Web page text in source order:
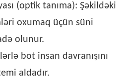
(optik tanıma): Şəkildəki
oxumaq üçün süni
olunur.
bot insan davranışını
aldadır.